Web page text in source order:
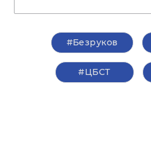
#Безруков
#ЦБСТ